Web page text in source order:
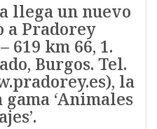
llega un nuevo
a Pradorey
619 km 66, 1.
Burgos. Tel.
la
‘Animales